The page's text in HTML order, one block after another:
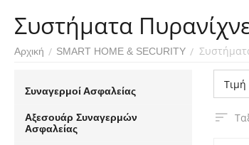
Συστήματα
Αρχική / SMART HOME & SECURITY /
Τιμή
Συναγερμοί Ασφαλείας
Αξεσουάρ Συναγερμών
Ασφαλείας